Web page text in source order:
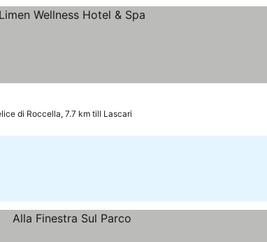
di Roccella, 7.7 km till Lascari